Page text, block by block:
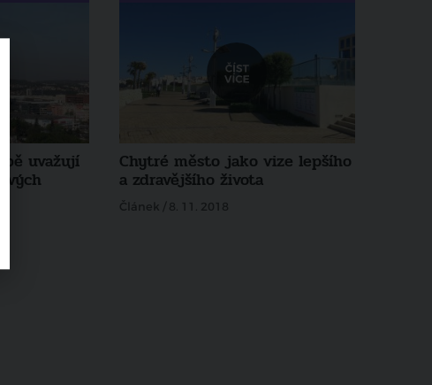
uvažují Chytré město jako vize lepšího
a zdravějšího života
Článek / 8. 11. 2018